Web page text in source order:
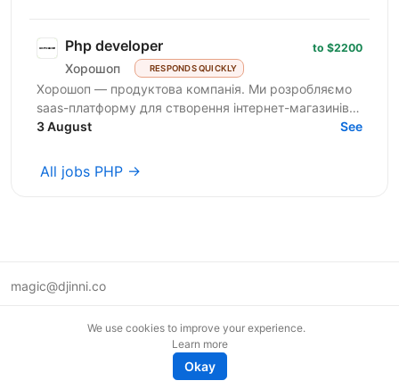
Php developer
Хорошоп RESPONDS QUICKLY
to $2200
Хорошоп — продуктова компанія. Ми розробляємо
saas-платформу для створення інтернет-магазинів.
Розвиваємо продуктову команду та шукаємо
3 August See
All jobs PHP →
magic@djinni.co
We use cookies to improve your experience.
Learn more
Okay